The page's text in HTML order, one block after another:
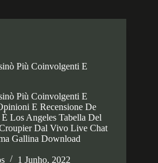
Più Coinvolgenti E
Più Coinvolgenti E
E Recensione De
Los Angeles Tabella Del
Dal Vivo Live Chat
Gallina Download
1 Junho, 2022